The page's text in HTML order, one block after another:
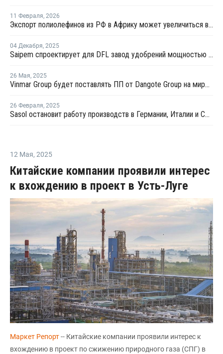
11 Февраля, 2026
Экспорт полиолефинов из РФ в Африку может увеличиться в 2 раза к 2030 году
04 Декабря, 2025
Saipem спроектирует для DFL завод удобрений мощностью 9 млн тонн
26 Мая, 2025
Vinmar Group будет поставлять ПП от Dangote Group на мировые рынки
26 Февраля, 2025
Sasol остановит работу производств в Германии, Италии и США
12 Мая, 2025
Китайские компании проявили интерес
к вхождению в проект в Усть-Луге
Маркет Репорт-- Китайские компании проявили интерес к
вхождению в проект по сжижению природного газа (СПГ) в